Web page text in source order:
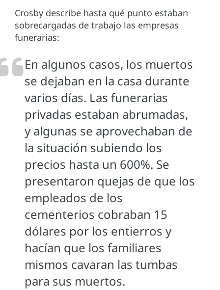
Crosby describe hasta qué punto estaban
sobrecargadas de trabajo las empresas
funerarias:
En algunos casos, los muertos
se dejaban en la casa durante
varios días. Las funerarias
privadas estaban abrumadas,
y algunas se aprovechaban de
la situación subiendo los
precios hasta un 600%. Se
presentaron quejas de que los
empleados de los
cementerios cobraban 15
dólares por los entierros y
hacían que los familiares
mismos cavaran las tumbas
para sus muertos.